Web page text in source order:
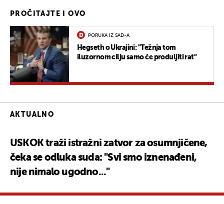
PROČITAJTE I OVO
PORUKA IZ SAD-A
Hegseth o Ukrajini: "Težnja tom
iluzornom cilju samo će produljiti rat"
AKTUALNO
USKOK traži istražni zatvor za osumnjičene,
čeka se odluka suda: "Svi smo iznenađeni,
nije nimalo ugodno..."